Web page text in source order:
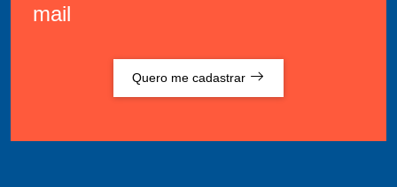
mail
Quero me cadastrar